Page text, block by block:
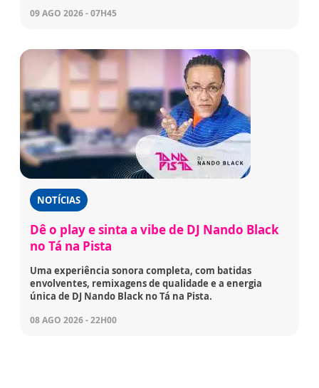
09 AGO 2026 - 07H45
NOTÍCIAS
Dê o play e sinta a vibe de DJ Nando Black
no Tá na Pista
Uma experiência sonora completa, com batidas
envolventes, remixagens de qualidade e a energia
única de DJ Nando Black no Tá na Pista.
08 AGO 2026 - 22H00